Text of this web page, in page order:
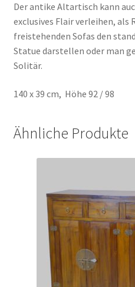
Der antike Altartisch kann
exclusives Flair verleihen, als
freistehenden Sofas den
Statue darstellen oder man
Solitär.
140 x 39 cm, Höhe 92 / 98
Ähnliche Produkte